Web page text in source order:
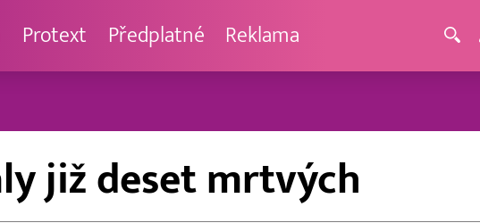
Protext Předplatné Reklama
již deset mrtvých